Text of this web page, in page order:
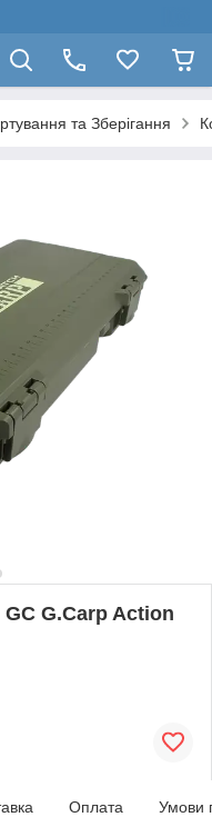
та Зберігання
G.Carp Action
Оплата Умови